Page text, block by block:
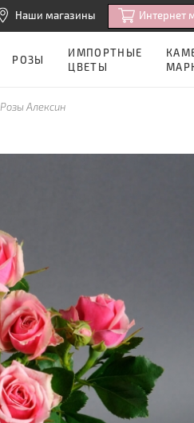
Наши магазины Интернет
РОЗЫ
ИМПОРТНЫЕ
ЦВЕТЫ
Розы Алексин